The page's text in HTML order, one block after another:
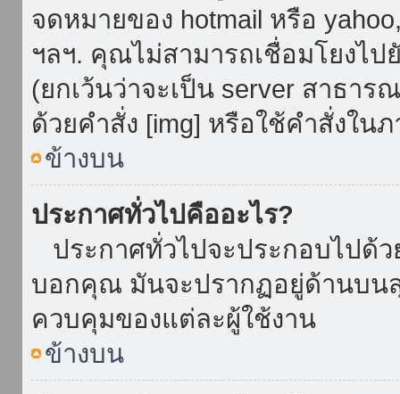
จดหมายของ hotmail หรือ
ฯลฯ. คุณไม่สามารถเชื่อมโยงไ
(ยกเว้นว่าจะเป็น server สาธาร
ด้วยคำสั่ง [img] หรือใช้คำสั่งใ
ข้างบน
ประกาศทั่วไปคืออะไร?
ประกาศทั่วไปจะประกอบไปด้
บอกคุณ มันจะปรากฏอยู่ด้านบน
ควบคุมของแต่ละผู้ใช้งาน
ข้างบน